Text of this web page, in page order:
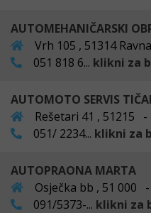
AUTOMEHANIČARSKI
Vrh 105 , 51314
051 818 6... klikni za
AUTOMOTO SERVIS
Rešetari 41 , 51215
051/ 2234... klikni za
AUTOPRAONA MARTA
Osječka bb , 51 000
091/5373-... klikni za